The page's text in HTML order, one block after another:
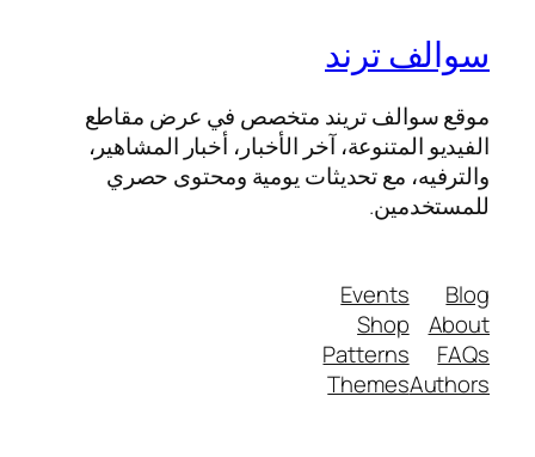
سوالف ترند
موقع سوالف تريند متخصص في عرض مقاطع
الفيديو المتنوعة، آخر الأخبار، أخبار المشاهير،
والترفيه، مع تحديثات يومية ومحتوى حصري
للمستخدمين.
Blog
About
FAQs
Authors
Events
Shop
Patterns
Themes